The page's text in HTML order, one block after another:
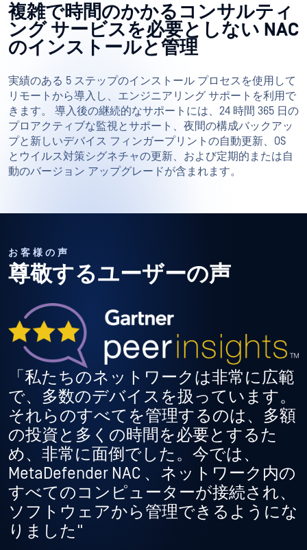
複雑で時間のかかるコンサルティ
ング サービスを必要としない NAC
のインストールと管理
実績のある 5 ステップのインストール プロセスを使用して
リモートから導入し、エンジニアリング サポートを利用で
きます。 導入後の継続的なサポートには、24 時間 365 日の
プロアクティブな監視とサポート、夜間の構成バックアッ
プと新しいデバイス フィンガープリントの自動更新、OS
とウイルス対策シグネチャの更新、および定期的または自
動のバージョン アップグレードが含まれます。
お客様の声
尊敬するユーザーの声
「私たちのネットワークは非常に広範
で、多数のデバイスを扱っています。
それらのすべてを管理するのは、多額
の投資と多くの時間を必要とするた
め、非常に面倒でした。今では、
MetaDefender NAC 、ネットワーク内の
すべてのコンピューターが接続され、
ソフトウェアから管理できるようにな
りました"